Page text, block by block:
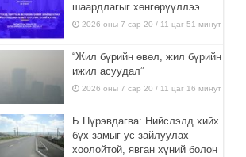
шаардлагыг хөнгөрүүллээ
2026 оны 7 сар 20 / 11 цаг 51 минут
“Жил бүрийн өвөл, жил бүрийн
ижил асуудал”
2026 оны 7 сар 20 / 11 цаг 16 минут
Б.Пүрэвдагва: Нийслэлд хийх
бүх замыг ус зайлуулах
хоолойтой, явган хүний болон